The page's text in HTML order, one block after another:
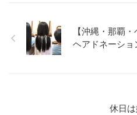
【沖縄・那覇
ヘアドネーショ
休日は